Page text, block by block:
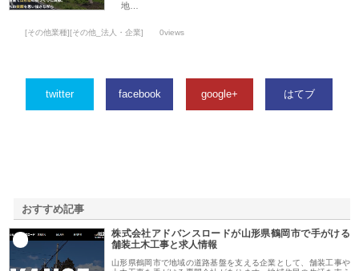
地…
[その他業種][その他_法人・企業] 0views
twitter facebook google+ はてブ
おすすめ記事
株式会社アドバンスロードが山形県鶴岡市で手がける
舗装土木工事と求人情報
山形県鶴岡市で地域の道路基盤を支える企業として、舗装工事や